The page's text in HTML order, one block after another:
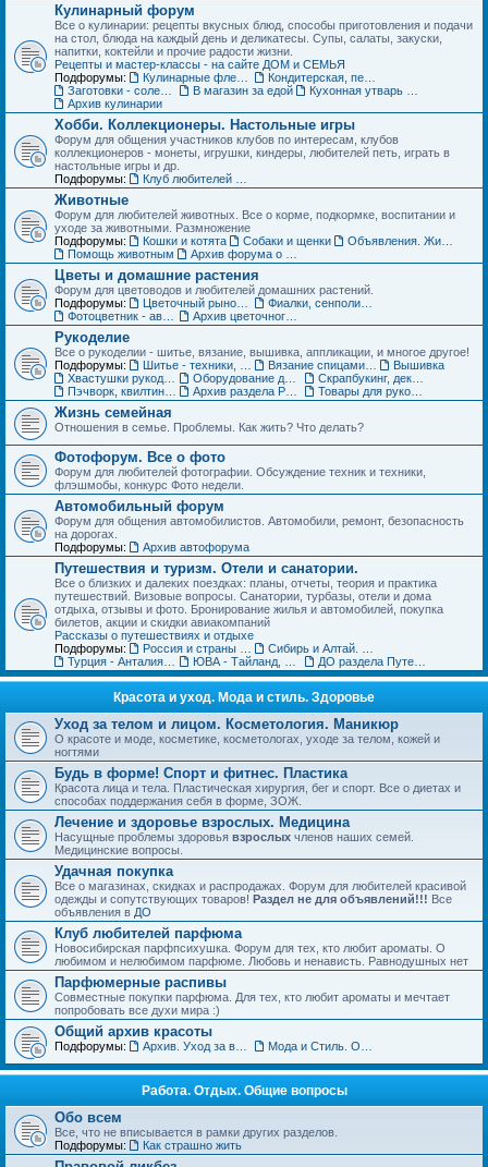
Кулинарный форум
Все о кулинарии: рецепты вкусных блюд, способы приготовления и подачи
на стол, блюда на каждый день и деликатесы. Супы, салаты, закуски,
напитки, коктейли и прочие радости жизни.
Рецепты и мастер-классы - на сайте ДОМ и СЕМЬЯ
Подфорумы:
В магазин за едой
Архив кулинарии
Хобби. Коллекционеры. Настольные игры
Форум для общения участников клубов по интересам, клубов
коллекционеров - монеты, игрушки, киндеры, любителей петь, играть в
настольные игры и др.
Подфорумы:
Животные
Форум для любителей животных. Все о корме, подкормке, воспитании и
уходе за животными. Размножение
Подфорумы:
Кошки и котята Собаки и щенки
Помощь животным
Цветы и домашние растения
Форум для цветоводов и любителей домашних растений.
Подфорумы:
Рукоделие
Все о рукоделии - шитье, вязание, вышивка, аппликации, и многое другое!
Подфорумы:
Вышивка
Жизнь семейная
Отношения в семье. Проблемы. Как жить? Что делать?
Фотофорум. Все о фото
Форум для любителей фотографии. Обсуждение техник и техники,
флэшмобы, конкурс Фото недели.
Автомобильный форум
Форум для общения автомобилистов. Автомобили, ремонт, безопасность
на дорогах.
Подфорумы:
Архив автофорума
Путешествия и туризм. Отели и санатории.
Все о близких и далеких поездках: планы, отчеты, теория и практика
путешествий. Визовые вопросы. Санатории, турбазы, отели и дома
отдыха, отзывы и фото. Бронирование жилья и автомобилей, покупка
билетов, акции и скидки авиакомпаний
Рассказы о путешествиях и отдыхе
Подфорумы:
Красота и уход. Мода и стиль. Здоровье
Уход за телом и лицом. Косметология. Маникюр
О красоте и моде, косметике, косметологах, уходе за телом, кожей и
ногтями
Будь в форме! Спорт и фитнес. Пластика
Красота лица и тела. Пластическая хирургия, бег и спорт. Все о диетах и
способах поддержания себя в форме, ЗОЖ.
Лечение и здоровье взрослых. Медицина
Насущные проблемы здоровья взрослых членов наших семей.
Медицинские вопросы.
Удачная покупка
Все о магазинах, скидках и распродажах. Форум для любителей красивой
одежды и сопутствующих товаров! Раздел не для объявлений!!! Все
объявления в ДО
Клуб любителей парфюма
Новосибирская парфпсихушка. Форум для тех, кто любит ароматы. О
любимом и нелюбимом парфюме. Любовь и ненависть. Равнодушных нет
Парфюмерные распивы
Совместные покупки парфюма. Для тех, кто любит ароматы и мечтает
попробовать все духи мира :)
Общий архив красоты
Подфорумы:
Работа. Отдых. Общие вопросы
Обо всем
Все, что не вписывается в рамки других разделов.
Подфорумы:
Как страшно жить